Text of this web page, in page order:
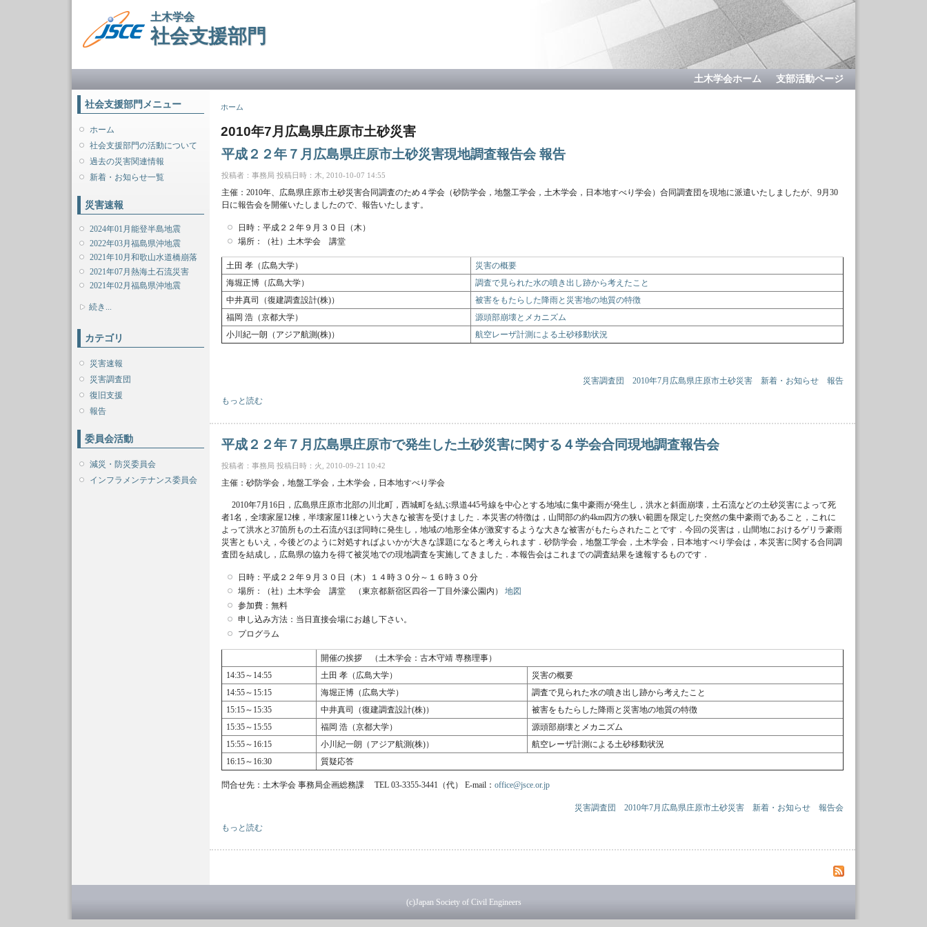
土木学会
社会支援部門
土木学会ホーム 支部活動ページ
社会支援部門メニュー
ホーム
社会支援部門の活動について
過去の災害関連情報
新着・お知らせ一覧
災害速報
2024年01月能登半島地震
2022年03月福島県沖地震
2021年10月和歌山水道橋崩落
2021年07月熱海土石流災害
2021年02月福島県沖地震
表示
続き...
カテゴリ
災害速報
災害調査団
復旧支援
報告
委員会活動
減災・防災委員会
インフラメンテナンス委員会
現在地
ホーム
2010年7月広島県庄原市土砂災害
平成２２年７月広島県庄原市土砂災害現地調査報告会 報告
投稿者： 事務局 投稿日時：木, 2010-10-07 14:55
主催：2010年、広島県庄原市土砂災害合同調査のため４学会（砂防学会，地盤工学会，土木学会，日本地すべり学会）合同調査団を現地に派遣いたしましたが、9月30
日に報告会を開催いたしましたので、報告いたします。
日時：平成２２年９月３０日（木）
場所：（社）土木学会 講堂
土田 孝（広島大学）
災害の概要
海堀正博（広島大学）
調査で見られた水の噴き出し跡から考えたこと
中井真司（復建調査設計(株)）
被害をもたらした降雨と災害地の地質の特徴
福岡 浩（京都大学）
源頭部崩壊とメカニズム
小川紀一朗（アジア航測(株)）
航空レーザ計測による土砂移動状況
報告
新着・お知らせ
2010年7月広島県庄原市土砂災害
災害調査団
平成２２年７月広島県庄原市土砂災害現地調査報告会 報告 について
もっと読む
平成２２年７月広島県庄原市で発生した土砂災害に関する４学会合同現地調査報告会
投稿者： 事務局 投稿日時：火, 2010-09-21 10:42
主催：砂防学会，地盤工学会，土木学会，日本地すべり学会
2010年7月16日，広島県庄原市北部の川北町，西城町を結ぶ県道445号線を中心とする地域に集中豪雨が発生し，洪水と斜面崩壊，土石流などの土砂災害によって死
者1名，全壊家屋12棟，半壊家屋11棟という大きな被害を受けました．本災害の特徴は，山間部の約4km四方の狭い範囲を限定した突然の集中豪雨であること，これに
よって洪水と37箇所もの土石流がほぼ同時に発生し，地域の地形全体が激変するような大きな被害がもたらされたことです．今回の災害は，山間地におけるゲリラ豪雨
災害ともいえ，今後どのように対処すればよいかが大きな課題になると考えられます．砂防学会，地盤工学会，土木学会，日本地すべり学会は，本災害に関する合同調
査団を結成し，広島県の協力を得て被災地での現地調査を実施してきました．本報告会はこれまでの調査結果を速報するものです．
日時：平成２２年９月３０日（木）１４時３０分～１６時３０分
場所：（社）土木学会 講堂 （東京都新宿区四谷一丁目外濠公園内）地図
参加費：無料
申し込み方法：当日直接会場にお越し下さい。
プログラム
開催の挨拶 （土木学会：古木守靖 専務理事）
14:35～14:55
土田 孝（広島大学）
災害の概要
14:55～15:15
海堀正博（広島大学）
調査で見られた水の噴き出し跡から考えたこと
15:15～15:35
中井真司（復建調査設計(株)）
被害をもたらした降雨と災害地の地質の特徴
15:35～15:55
福岡 浩（京都大学）
源頭部崩壊とメカニズム
15:55～16:15
小川紀一朗（アジア航測(株)）
航空レーザ計測による土砂移動状況
16:15～16:30
質疑応答
問合せ先：土木学会 事務局企画総務課 TEL 03-3355-3441（代） E-mail： office@jsce.or.jp
報告会
新着・お知らせ
2010年7月広島県庄原市土砂災害
災害調査団
平成２２年７月広島県庄原市で発生した土砂災害に関する４学会合同現地調査報告会 について
もっと読む
(c)Japan Society of Civil Engineers